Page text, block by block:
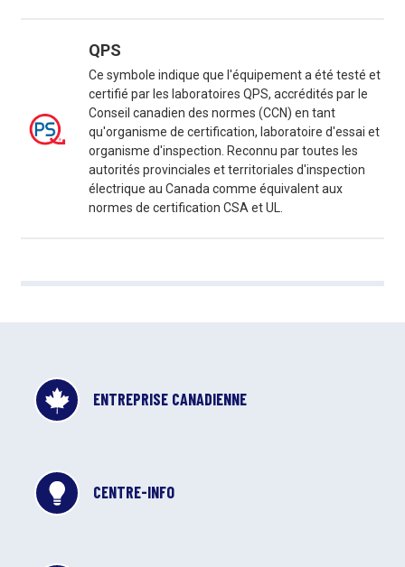
QPS
Ce symbole indique que l'équipement a été testé et
certifié par les laboratoires QPS, accrédités par le
Conseil canadien des normes (CCN) en tant
qu'organisme de certification, laboratoire d'essai et
organisme d'inspection. Reconnu par toutes les
autorités provinciales et territoriales d'inspection
électrique au Canada comme équivalent aux
normes de certification CSA et UL.
ENTREPRISE CANADIENNE
CENTRE-INFO